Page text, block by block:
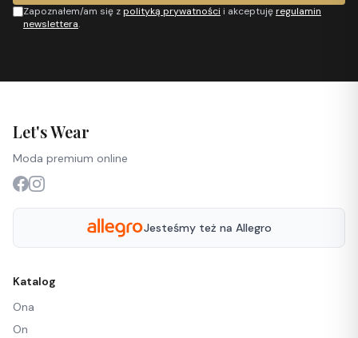
Zapoznałem/am się zpolityką prywatności i akceptujęregulamin
newslettera.
Let's Wear
Moda premium online
Jesteśmy też na Allegro
Katalog
Ona
On